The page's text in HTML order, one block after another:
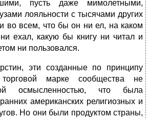
пусть даже мимолетными,
лояльности с тысячами других
во всем, что бы он ни ел, на каком
ехал, какую бы книгу ни читал и
ни пользовался.
эти созданные по принципу
марке сообщества не
осмысленностью, что была
американских религиозных и
Но они были продуктом страны,